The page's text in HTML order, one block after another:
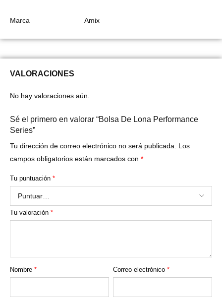
Marca Amix
VALORACIONES
No hay valoraciones aún.
Sé el primero en valorar “Bolsa De Lona Performance
Series”
Tu dirección de correo electrónico no será publicada.
Los
campos obligatorios están marcados con *
Tu puntuación *
Tu valoración *
Nombre * Correo electrónico*